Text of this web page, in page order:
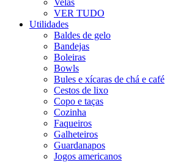
Velas
VER TUDO
Utilidades
Baldes de gelo
Bandejas
Boleiras
Bowls
Bules e xícaras de chá e café
Cestos de lixo
Copo e taças
Cozinha
Faqueiros
Galheteiros
Guardanapos
Jogos americanos